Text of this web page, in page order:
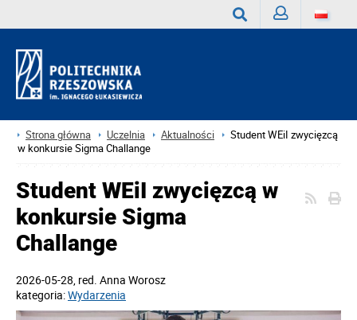
Strona główna Uczelnia Aktualności
Student WEiI zwycięzcą
w konkursie Sigma Challange
Student WEiI zwycięzcą w
konkursie Sigma
Challange
2026-05-28, red. Anna Worosz
kategoria:Wydarzenia